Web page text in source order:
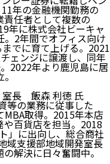
年の金融機関勤務の
任者として複数の
年に株式会社ビーキャ
。2年間でオフィス向け
でに育て上げる。2021
ェンジに譲渡し、同年
2022年より鹿児島に居
室長 飯森 利徳 氏
等の業務に従事した
取得。2015年本店
や百貨店を担当。2018
」に出向し、総合商社
域支援部地域開発室長
解決に日々奮闘中。